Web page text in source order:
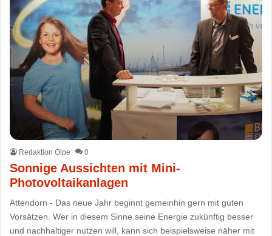
Redaktion Olpe 0
Sonnige Aussichten mit Mini-
Photovoltaikanlagen
Attendorn - Das neue Jahr beginnt gemeinhin gern mit guten
Vorsätzen. Wer in diesem Sinne seine Energie zukünftig besser
und nachhaltiger nutzen will, kann sich beispielsweise näher mit